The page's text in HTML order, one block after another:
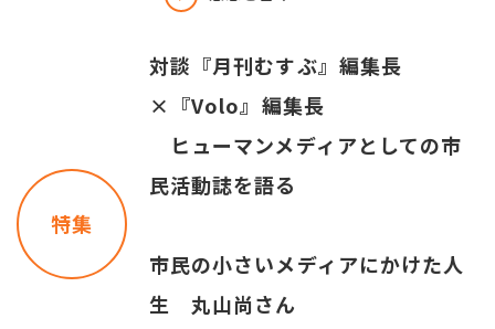
特集
対談『月刊むすぶ』編集長
×『Volo』編集長
ヒューマンメディアとしての市
民活動誌を語る
市民の小さいメディアにかけた人
生 丸山尚さん